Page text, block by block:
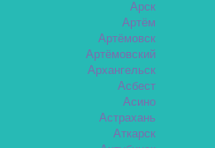
Арск
Артём
Артёмовск
Артёмовский
Архангельск
Асбест
Асино
Астрахань
Аткарск